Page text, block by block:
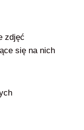
zdjęć
się na nich